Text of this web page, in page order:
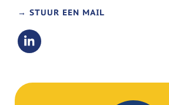
→ STUUR EEN MAIL